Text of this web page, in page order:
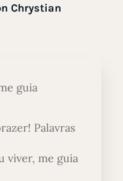
Chrystian
guia
Palavras
viver, me guia